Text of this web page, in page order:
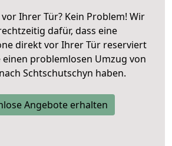
Ihrer Tür? Kein Problem! Wir
dafür, dass eine
direkt vor Ihrer Tür reserviert
problemlosen Umzug von
Schtschutschyn haben.
Angebote erhalten